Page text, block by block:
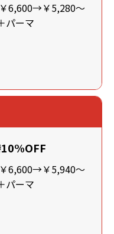
￥6,600→￥5,280～
パーマ
10%OFF
￥6,600→￥5,940～
パーマ